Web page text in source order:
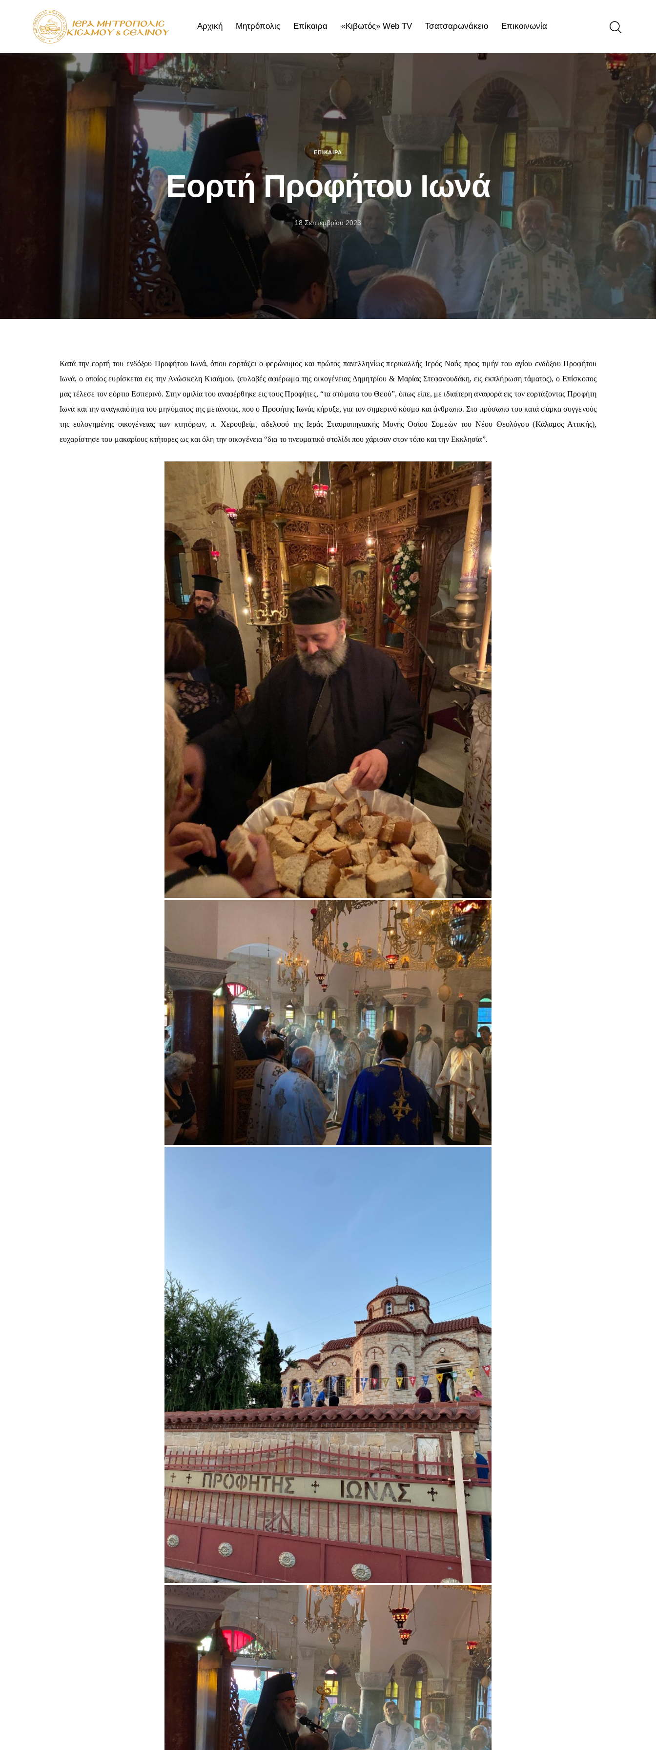
Αρχική Μητρόπολις Επίκαιρα «Κιβωτός» Web TV Τσατσαρωνάκειο Επικοινωνία
Αρχική Μητρόπολις «Κιβωτός» Web TV
ΕΠΊΚΑΙΡΑ
Εορτή Προφήτου Ιωνά
18 Σεπτεμβρίου 2023
Κατά την εορτή του ενδόξου Προφήτου Ιωνά, όπου εορτάζει ο φερώνυμος και πρώτος πανελληνίως περικαλλής Ιερός Ναός προς τιμήν του αγίου ενδόξου Προφήτου
Ιωνά, ο οποίος ευρίσκεται εις την Ανώσκελη Κισάμου, (ευλαβές αφιέρωμα της οικογένειας Δημητρίου & Μαρίας Στεφανουδάκη, εις εκπλήρωση τάματος), ο Επίσκοπος
μας τέλεσε τον εόρτιο Εσπερινό. Στην ομιλία του αναφέρθηκε εις τους Προφήτες, “τα στόματα του Θεού”, όπως είπε, με ιδιαίτερη αναφορά εις τον εορτάζοντας Προφήτη
Ιωνά και την αναγκαιότητα του μηνύματος της μετάνοιας, που ο Προφήτης Ιωνάς κήρυξε, για τον σημερινό κόσμο και άνθρωπο. Στο πρόσωπο του κατά σάρκα συγγενούς
της ευλογημένης οικογένειας των κτητόρων, π. Χερουβείμ, αδελφού της Ιεράς Σταυροπηγιακής Μονής Οσίου Συμεών του Νέου Θεολόγου (Κάλαμος Αττικής),
ευχαρίστησε του μακαρίους κτήτορες ως και όλη την οικογένεια “δια το πνευματικό στολίδι που χάρισαν στον τόπο και την Εκκλησία”.